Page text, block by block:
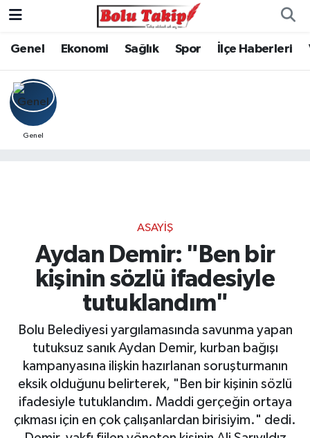
Genel Ekonomi Sağlık Spor İlçe Haberleri
Genel
ASAYIŞ
Aydan Demir: "Ben bir
kişinin sözlü ifadesiyle
tutuklandım"
Bolu Belediyesi yargılamasında savunma yapan
tutuksuz sanık Aydan Demir, kurban bağışı
kampanyasına ilişkin hazırlanan soruşturmanın
eksik olduğunu belirterek, "Ben bir kişinin sözlü
ifadesiyle tutuklandım. Maddi gerçeğin ortaya
çıkması için en çok çalışanlardan birisiyim." dedi.